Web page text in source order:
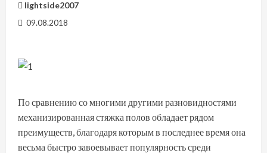
lightside2007
09.08.2018
По сравнению со многими другими разновидностями
механизированная стяжка полов обладает рядом
преимуществ, благодаря которым в последнее время она
весьма быстро завоевывает популярность среди